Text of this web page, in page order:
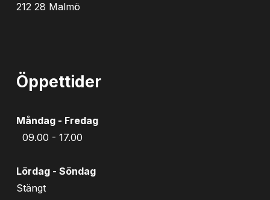
212 28 Malmö
Öppettider
Måndag - Fredag
09.00 - 17.00
Lördag - Söndag
Stängt